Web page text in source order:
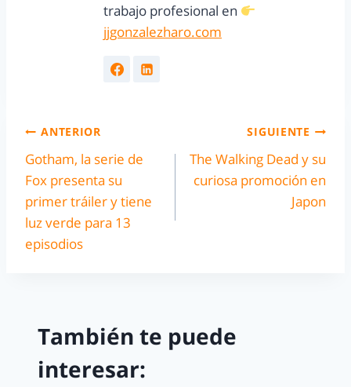
trabajo profesional en
jjgonzalezharo.com
ANTERIOR
Gotham, la serie de
Fox presenta su
primer tráiler y tiene
luz verde para 13
episodios
SIGUIENTE
The Walking Dead y su
curiosa promoción en
Japon
También te puede
interesar: